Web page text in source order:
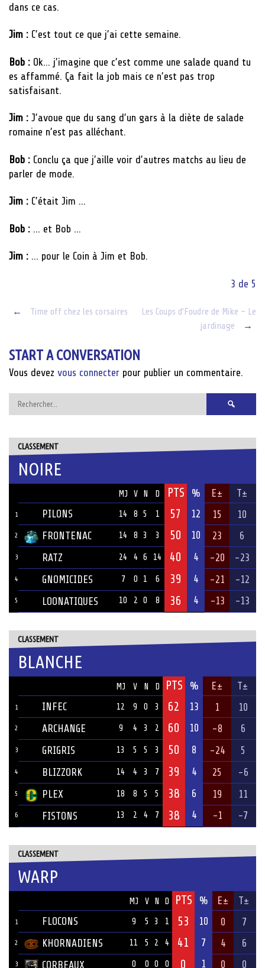
dans ce cas.
Jim : C’est tout ce que j’ai cette semaine.
Bob : Ok… j’imagine que c’est comme une salade quand tu
es affammé. Ça fait la job mais ce n’est pas trop
satisfaisant.
Jim : J’avoue que du sang d’un gars à la diète de salade
romaine n’est pas alléchant.
Bob : Conclu ça que j’aille voir d’autres matchs au lieu de
parler de mode.
Jim : C’était Jim …
Bob : … et Bob …
Jim : … pour le Coin à Jim et Bob.
3 de 5
Post
← Time off chez les corsaires
Les Coups d’Foudre de Mike – Le
jardinage
→
START A CONVERSATION
Vous devez vous connecter pour publier un commentaire.
Rechercher :
CLASSEMENT
NOIRE
MJ V N D PTS % E± T±
1 PILONS 14 8 5 1 57 12 15 10
2 FRONTENAC 14 8 3 3 50 10 23 6
3 RATZ 24 4 6 14 40 4 -20 -23
4 GNOMICIDES 7 0 1 6 39 4 -21 -12
5 LOONATIQUES 10 2 0 8 36 4 -13 -13
CLASSEMENT
BLANCHE
MJ V N D PTS % E± T±
1 INFEC 12 9 0 3 62 13 1 10
2 ARCHANGE 9 4 3 2 60 10 -8 6
3 GRIGRIS 13 5 5 3 50 8 -24 5
4 BLIZZORK 14 4 3 7 39 4 25 -6
5 PLEX 18 8 5 5 38 6 19 11
6 FISTONS 13 2 4 7 38 4 -1 -7
CLASSEMENT
WARP
MJ V N D PTS % E± T±
1 FLOCONS 9 5 3 1 53 10 0 7
2 KHORNADIENS 11 5 2 4 41 7 4 6
3 CORBEAUX 0 0 0 0 0 1 0 0